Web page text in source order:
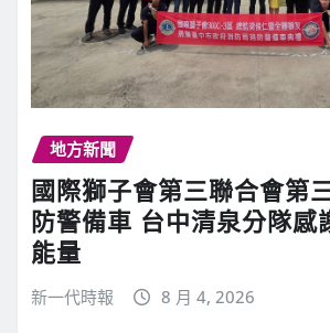
地方新聞
國際獅子會第三聯合會第
防警備車 台中清泉分隊感
能量
新一代時報 8 月 4, 2026